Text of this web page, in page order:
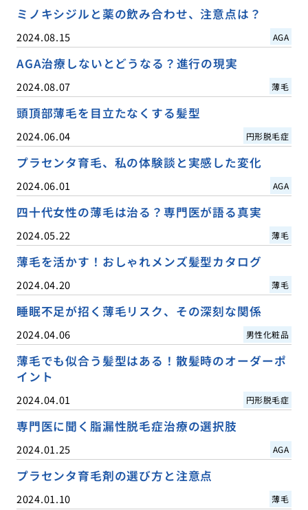
ミノキシジルと薬の飲み合わせ、注意点は？
2024.08.15 AGA
AGA治療しないとどうなる？進行の現実
2024.08.07 薄毛
頭頂部薄毛を目立たなくする髪型
2024.06.04 円形脱毛症
プラセンタ育毛、私の体験談と実感した変化
2024.06.01 AGA
四十代女性の薄毛は治る？専門医が語る真実
2024.05.22 薄毛
薄毛を活かす！おしゃれメンズ髪型カタログ
2024.04.20 薄毛
睡眠不足が招く薄毛リスク、その深刻な関係
2024.04.06 男性化粧品
薄毛でも似合う髪型はある！散髪時のオーダーポ
イント
2024.04.01 円形脱毛症
専門医に聞く脂漏性脱毛症治療の選択肢
2024.01.25 AGA
プラセンタ育毛剤の選び方と注意点
2024.01.10 薄毛